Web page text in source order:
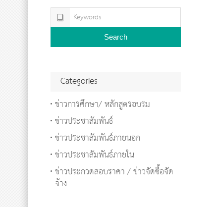
Search
Categories
ข่าวการศึกษา/ หลักสูตรอบรม
ข่าวประชาสัมพันธ์
ข่าวประชาสัมพันธ์ภายนอก
ข่าวประชาสัมพันธ์ภายใน
ข่าวประกวดสอบราคา / ข่าวจัดซื้อจัด
จ้าง